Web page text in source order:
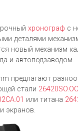
хронограф с
деталями
новый механизм
и автоподзаводом.
предлагают
стали
или титана
экранов.